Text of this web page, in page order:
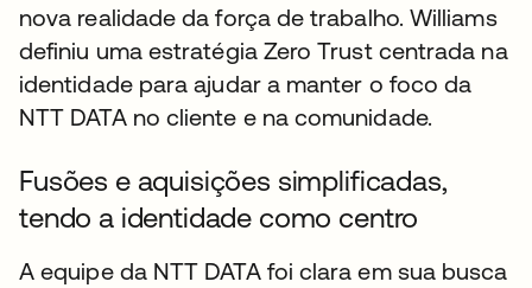
nova realidade da força de trabalho. Williams
definiu uma estratégia Zero Trust centrada na
identidade para ajudar a manter o foco da
NTT DATA no cliente e na comunidade.
Fusões e aquisições simplificadas,
tendo a identidade como centro
A equipe da NTT DATA foi clara em sua busca